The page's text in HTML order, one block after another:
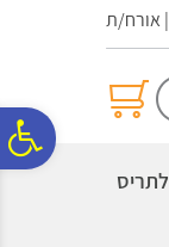
| אורח/ת